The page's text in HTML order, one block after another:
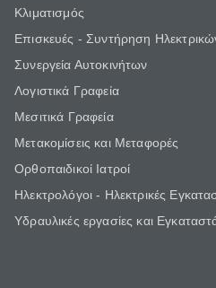
Κλιματισμός
Επισκευές - Συντήρηση
Συνεργεία Αυτοκινήτων
Λογιστικά Γραφεία
Μεσιτικά Γραφεία
Μετακομίσεις και Μεταφορές
Ορθοπαιδικοί Ιατροί
Ηλεκτρολόγοι - Ηλεκτρικές
Υδραυλικές εργασίες και